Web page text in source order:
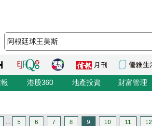
港股360 地產投資 財富管理
... 5 6 7 8 9 10 11 12